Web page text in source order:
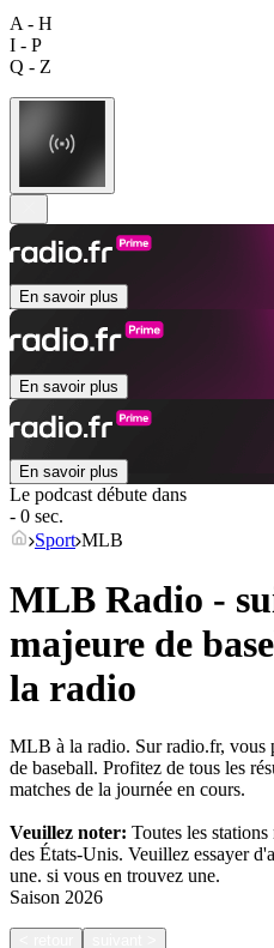
A - H
I - P
Q - Z
En savoir plus
En savoir plus
En savoir plus
Le podcast débute dans
- 0 sec.
Sport MLB
MLB Radio -
majeure de
la radio
MLB à la radio. Sur radio.fr, vous
de baseball. Profitez de tous les
matches de la journée en cours.
Veuillez noter: Toutes les
des États-Unis. Veuillez essayer
une. si vous en trouvez une.
Saison 2026